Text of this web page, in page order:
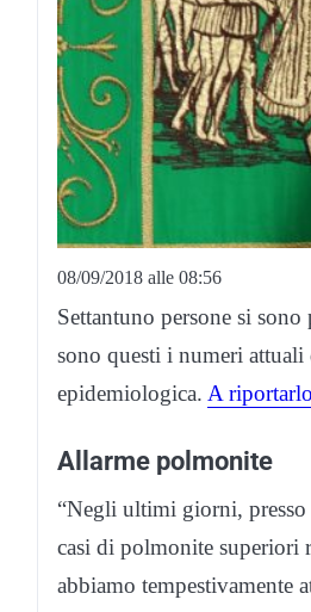
08/09/2018 alle 08:56
Settantuno persone si
sono questi i numeri attuali
epidemiologica. A
Allarme polmonite
“Negli ultimi giorni, presso
casi di polmonite superiori
abbiamo tempestivamente